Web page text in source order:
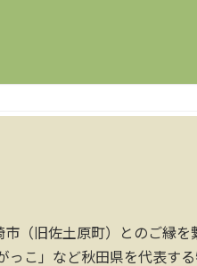
（旧佐土原町）とのご縁を
こ」など秋田県を代表す